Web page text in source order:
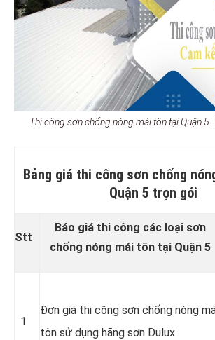
Thi công sơn chống nóng mái tôn tại Quận 5
Bảng giá thi công sơn chống
Quận 5 trọn gói
Stt
Báo giá thi công các loại sơn
chống nóng mái tôn tại Quận 5
1
Đơn giá thi công sơn chống nóng
tôn sử dụng hãng sơn Dulux